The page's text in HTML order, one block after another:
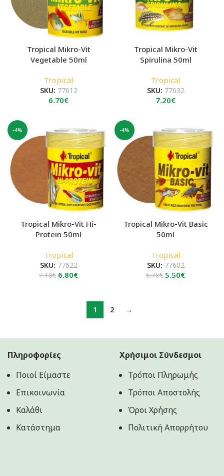
Tropical Mikro-Vit
Vegetable 50ml
Tropical
SKU: 77612
6.70€
Tropical Mikro-Vit
Spirulina 50ml
Tropical
SKU: 77632
7.20€
-4%
Tropical Mikro-Vit Hi-
Protein 50ml
Tropical
SKU: 77622
7.10€ Original
6.80€Η
είναι:
6.80€.
-4%
Tropical Mikro-Vit Basic
50ml
Tropical
SKU: 77602
5.70€ Original
5.50€Η
1 2 →
Πληροφορίες
Ποιοί Είμαστε
Επικοινωνία
Καλάθι
Κατάστημα
Χρήσιμοι Σύνδεσμοι
Τρόποι Πληρωμής
Τρόποι Αποστολής
Όροι Χρήσης
Πολιτική Aπορρήτου